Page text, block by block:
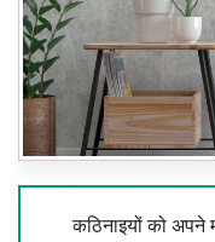
कठिनाइयों को अपने